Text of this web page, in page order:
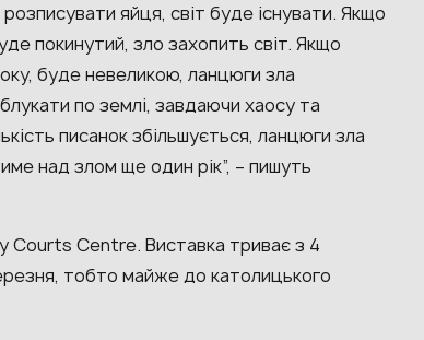
яйця, світ буде існувати. Якщо
покинутий, зло захопить світ. Якщо
буде невеликою, ланцюги зла
по землі, завдаючи хаосу та
писанок збільшується, ланцюги зла
над злом ще один рік”, – пишуть
Courts Centre. Виставка триває з 4
тобто майже до католицького